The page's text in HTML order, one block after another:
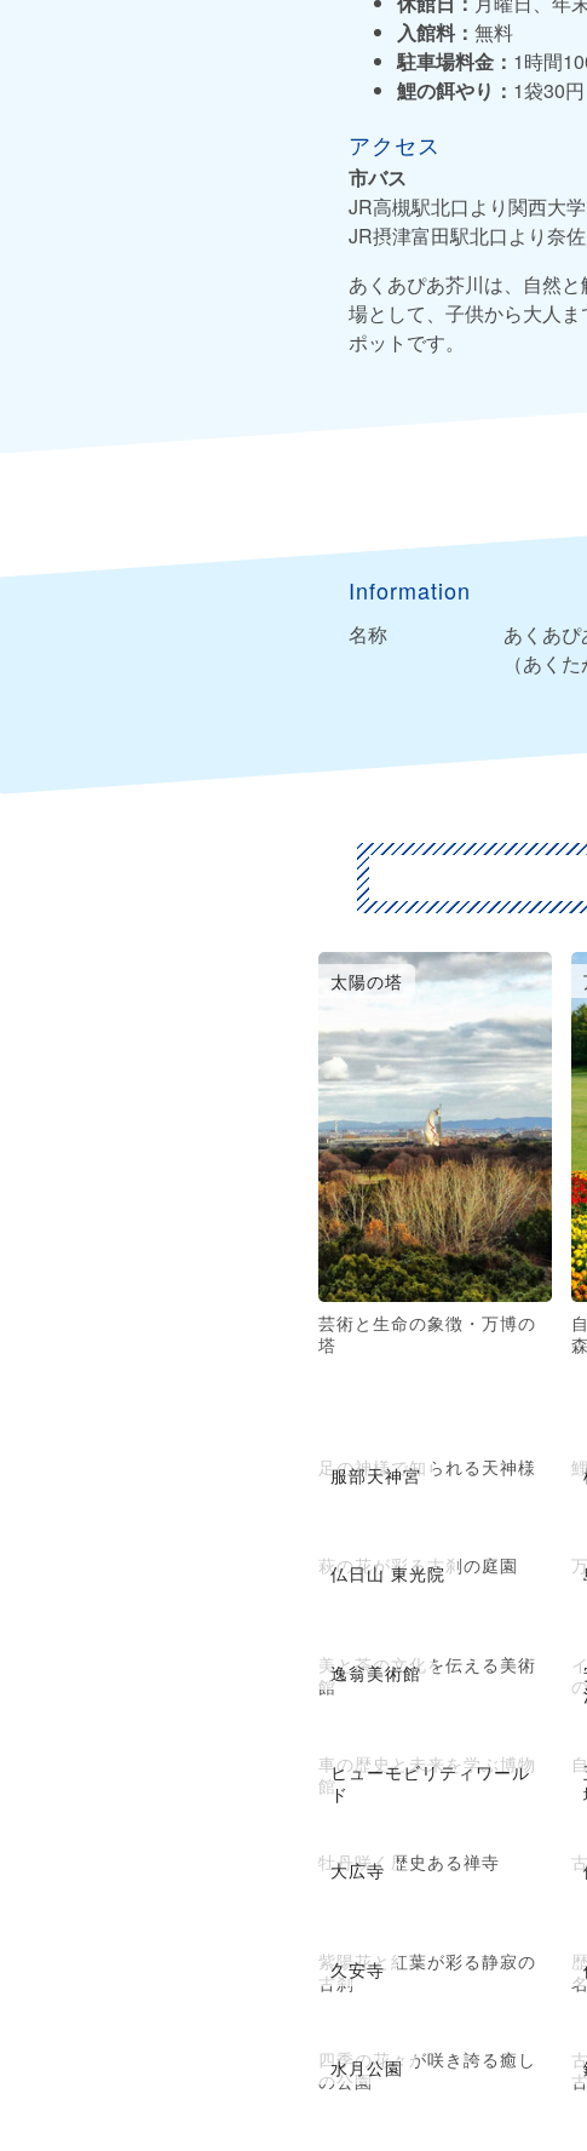
入館料： 無料
駐車場料金： 1時間
鯉の餌やり： 1袋30円
アクセス
市バス
JR高槻駅北口より関西大
JR摂津富田駅北口より奈
あくあぴあ芥川は、自然
場として、子供から大人
ポットです。
Information
名称
あくあぴ
（あく
太陽の塔
芸術と生命の象徴・万博の
塔
森
服部天神宮
足の神様で知られる天神様
仏日山 東光院
萩の花が彩る古刹の庭園
逸翁美術館
美と茶の文化を伝える美術
館
ヒューモビリティワール
ド
車の歴史と未来を学ぶ博物
館
大広寺
牡丹咲く歴史ある禅寺
久安寺
紫陽花と紅葉が彩る静寂の
古刹
水月公園
四季の花々が咲き誇る癒し
の公園